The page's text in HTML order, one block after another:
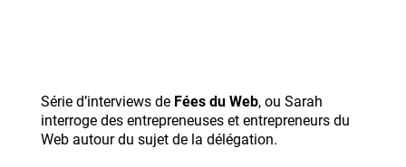
Série d’interviews de Fées du Web, ou Sarah
interroge des entrepreneuses et entrepreneurs du
Web autour du sujet de la délégation.